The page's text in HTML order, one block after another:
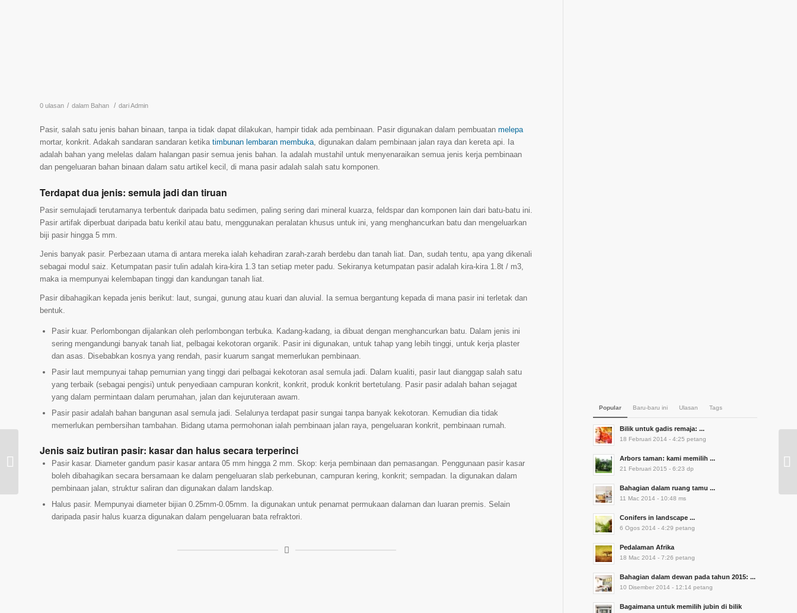
0 ulasan / dalam Bahan / dariAdmin
Pasir, salah satu jenis bahan binaan, tanpa ia tidak dapat dilakukan, hampir tidak ada pembinaan. Pasir digunakan dalam pembuatan melepa
mortar, konkrit. Adakah sandaran sandaran ketika timbunan lembaran membuka , digunakan dalam pembinaan jalan raya dan kereta api. Ia
adalah bahan yang melelas dalam halangan pasir semua jenis bahan. Ia adalah mustahil untuk menyenaraikan semua jenis kerja pembinaan
dan pengeluaran bahan binaan dalam satu artikel kecil, di mana pasir adalah salah satu komponen.
Terdapat dua jenis: semula jadi dan tiruan
Pasir semulajadi terutamanya terbentuk daripada batu sedimen, paling sering dari mineral kuarza, feldspar dan komponen lain dari batu-batu ini.
Pasir artifak diperbuat daripada batu kerikil atau batu, menggunakan peralatan khusus untuk ini, yang menghancurkan batu dan mengeluarkan
biji pasir hingga 5 mm.
Jenis banyak pasir. Perbezaan utama di antara mereka ialah kehadiran zarah-zarah berdebu dan tanah liat. Dan, sudah tentu, apa yang dikenali
sebagai modul saiz. Ketumpatan pasir tulin adalah kira-kira 1.3 tan setiap meter padu. Sekiranya ketumpatan pasir adalah kira-kira 1.8t / m3,
maka ia mempunyai kelembapan tinggi dan kandungan tanah liat.
Pasir dibahagikan kepada jenis berikut: laut, sungai, gunung atau kuari dan aluvial. Ia semua bergantung kepada di mana pasir ini terletak dan
bentuk.
Pasir kuar. Perlombongan dijalankan oleh perlombongan terbuka. Kadang-kadang, ia dibuat dengan menghancurkan batu. Dalam jenis ini
sering mengandungi banyak tanah liat, pelbagai kekotoran organik. Pasir ini digunakan, untuk tahap yang lebih tinggi, untuk kerja plaster
dan asas. Disebabkan kosnya yang rendah, pasir kuarum sangat memerlukan pembinaan.
Pasir laut mempunyai tahap pemurnian yang tinggi dari pelbagai kekotoran asal semula jadi. Dalam kualiti, pasir laut dianggap salah satu
yang terbaik (sebagai pengisi) untuk penyediaan campuran konkrit, konkrit, produk konkrit bertetulang. Pasir pasir adalah bahan sejagat
yang dalam permintaan dalam perumahan, jalan dan kejuruteraan awam.
Pasir pasir adalah bahan bangunan asal semula jadi. Selalunya terdapat pasir sungai tanpa banyak kekotoran. Kemudian dia tidak
memerlukan pembersihan tambahan. Bidang utama permohonan ialah pembinaan jalan raya, pengeluaran konkrit, pembinaan rumah.
Jenis saiz butiran pasir: kasar dan halus secara terperinci
Pasir kasar. Diameter gandum pasir kasar antara 05 mm hingga 2 mm. Skop: kerja pembinaan dan pemasangan. Penggunaan pasir kasar
boleh dibahagikan secara bersamaan ke dalam pengeluaran slab perkebunan, campuran kering, konkrit; sempadan. Ia digunakan dalam
pembinaan jalan, struktur saliran dan digunakan dalam landskap.
Halus pasir. Mempunyai diameter bijian 0.25mm-0.05mm. Ia digunakan untuk penamat permukaan dalaman dan luaran premis. Selain
daripada pasir halus kuarza digunakan dalam pengeluaran bata refraktori.
Popular Baru-baru ini Ulasan Tags
Bilik untuk gadis remaja: ...
18 Februari 2014 - 4:25 petang
Arbors taman: kami memilih ...
21 Februari 2015 - 6:23 dp
Bahagian dalam ruang tamu ...
11 Mac 2014 - 10:48 ms
Conifers in landscape ...
6 Ogos 2014 - 4:29 petang
Pedalaman Afrika
18 Mac 2014 - 7:26 petang
Bahagian dalam dewan pada tahun 2015: ...
10 Disember 2014 - 12:14 petang
Bagaimana untuk memilih jubin di bilik
Bagaimana untuk
memilih tilam yang